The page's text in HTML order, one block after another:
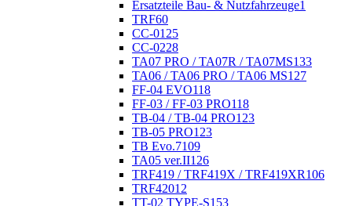
Ersatzteile Bau- & Nutzfahrzeuge1
TRF60
CC-01 25
CC-0228
TA07 PRO / TA07R / TA07MS133
TA06 / TA06 PRO / TA06 MS127
FF-04 EVO118
FF-03 / FF-03 PRO118
TB-04 / TB-04 PRO123
TB-05 PRO123
TB Evo.7109
TA05 ver.II126
TRF419 / TRF419X / TRF419XR106
TRF42012
TT-02 TYPE-S153